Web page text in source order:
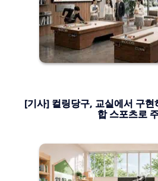
[기사] 컬링당구, 교실에서 구현
합 스포츠로